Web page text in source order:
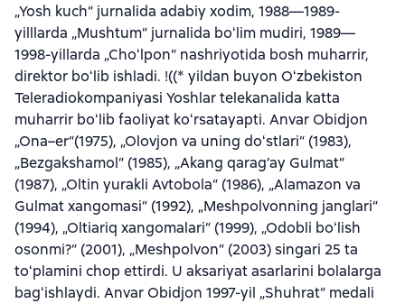
„Yosh kuch“ jurnalida adabiy xodim, 1988—1989-
yilllarda „Mushtum“ jurnalida boʻlim mudiri, 1989—
1998-yillarda „Choʻlpon“ nashriyotida bosh muharrir,
direktor boʻlib ishladi. !((* yildan buyon Oʻzbekiston
Teleradiokompaniyasi Yoshlar telekanalida katta
muharrir boʻlib faoliyat koʻrsatayapti. Anvar Obidjon
„Ona–er“(1975), „Olovjon va uning doʻstlari“ (1983),
„Bezgakshamol“ (1985), „Akang qarag’ay Gulmat“
(1987), „Oltin yurakli Avtobola“ (1986), „Alamazon va
Gulmat xangomasi“ (1992), „Meshpolvonning janglari“
(1994), „Oltiariq xangomalari“ (1999), „Odobli boʻlish
osonmi?“ (2001), „Meshpolvon“ (2003) singari 25 ta
toʻplamini chop ettirdi. U aksariyat asarlarini bolalarga
bagʻishlaydi. Anvar Obidjon 1997-yil „Shuhrat“ medali